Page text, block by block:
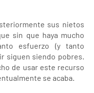
sus nietos
sin que haya mucho
esfuerzo (y tanto
siguen siendo pobres.
de usar este recurso
se acaba.